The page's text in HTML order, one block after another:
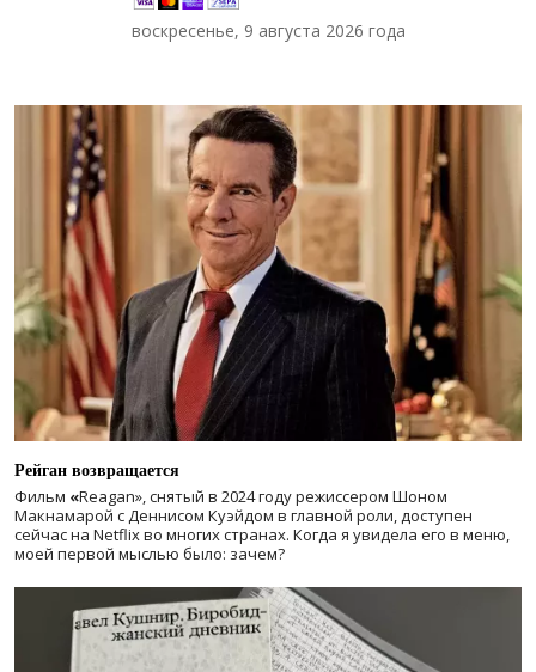
воскресенье, 9 августа 2026 года
Рейган возвращается
Фильм «Reagan», снятый в 2024 годурежиссером Шоном
Макнамарой с Деннисом Куэйдом в главной роли, доступен
сейчас на Netflix во многих странах. Когда я увидела его в меню,
моей первой мыслью было: зачем?